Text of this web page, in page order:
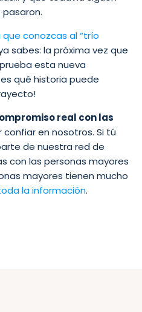
conozcas al “trío
sabes: la próxima vez que
esta nueva
qué historia puede
real con las
confiar en nosotros. Si tú
de nuestra red de
con las personas mayores
mayores tienen mucho
la información.